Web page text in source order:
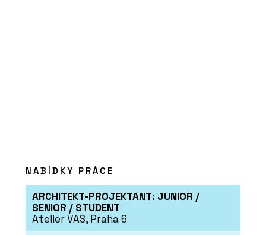
NABÍDKY PRÁCE
ARCHITEKT-PROJEKTANT: JUNIOR /
SENIOR / STUDENT
Atelier VAS, Praha 6